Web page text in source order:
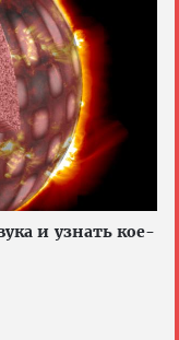
и узнать кое-